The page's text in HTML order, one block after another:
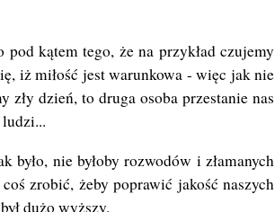
kątem tego, że na przykład czujemy
iż miłość jest warunkowa - więc jak nie
zły dzień, to druga osoba przestanie nas
było, nie byłoby rozwodów i złamanych
zrobić, żeby poprawić jakość naszych
dużo wyższy.